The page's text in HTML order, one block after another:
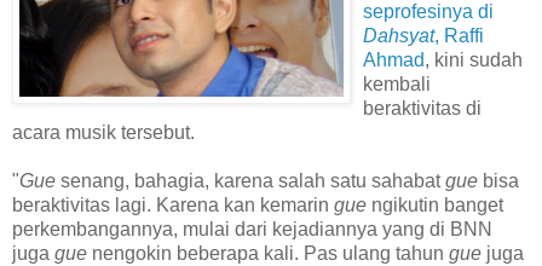
seprofesinya di
Dahsyat, Raffi
Ahmad, kini sudah
kembali
beraktivitas di
acara musik tersebut.
"Gue senang, bahagia, karena salah satu sahabatgue bisa
beraktivitas lagi. Karena kan kemarin gue ngikutin banget
perkembangannya, mulai dari kejadiannya yang di BNN
juga gue nengokin beberapa kali. Pas ulang tahun gue juga